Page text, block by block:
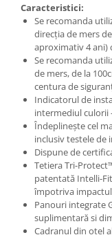
Caracteristici:
Se recomanda
direcția de mers
aproximativ 4 ani)
Se recomanda
de mers, de la
centura de
Indicatorul de
intermediul culorii
Îndeplinește cel
inclusiv testele de
Dispune de
Tetiera Tri-
patentată Intelli-
împotriva
Panouri integrate
suplimentară si
Cadranul din otel